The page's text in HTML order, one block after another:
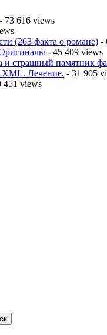
- 73 616 views
(263 факта о романе) -
- 45 409 views
и страшный памятник
XML. Лечение. - 31 905
451 views